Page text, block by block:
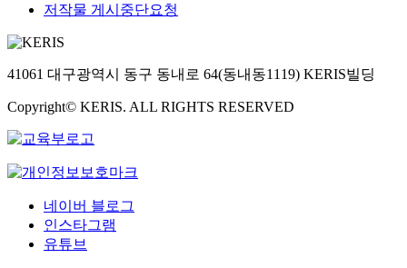
저작물 게시중단요청
41061 대구광역시 동구 동내로 64(동내동1119) KERIS빌딩
Copyright© KERIS. ALL RIGHTS RESERVED
네이버 블로그
인스타그램
유튜브